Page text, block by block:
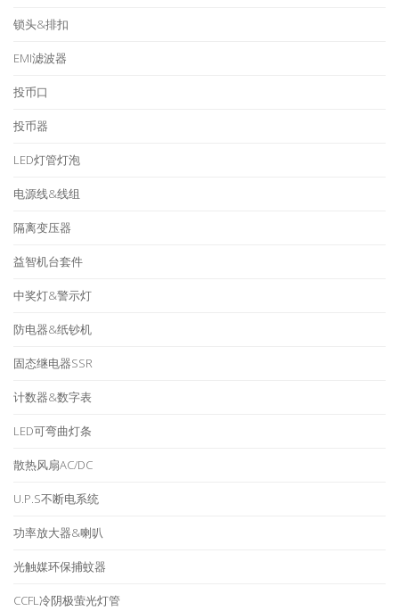
锁头&排扣
EMI滤波器
投币口
投币器
LED灯管灯泡
电源线&线组
隔离变压器
益智机台套件
中奖灯&警示灯
防电器&纸钞机
固态继电器SSR
计数器&数字表
LED可弯曲灯条
散热风扇AC/DC
U.P.S不断电系统
功率放大器&喇叭
光触媒环保捕蚊器
CCFL冷阴极萤光灯管